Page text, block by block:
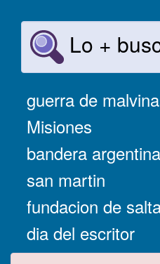
Lo +
guerra de
Misiones
bandera argentina
san martin
fundacion de
dia del escritor